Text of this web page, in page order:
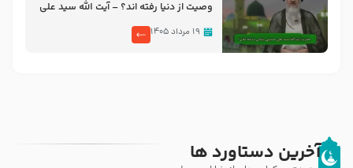
وصیت از دنیا رفته ‌اند؟ – آیت الله سید علی
۱۹ مرداد ۱۴۰۵
آخرین دستاورد ها